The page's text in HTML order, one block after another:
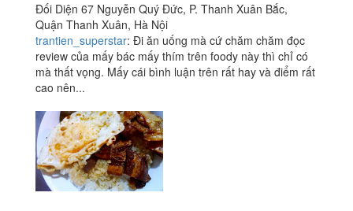
Đối Diện 67 Nguyễn Quý Đức, P. Thanh Xuân Bắc,
Quận Thanh Xuân, Hà Nội
trantien_superstar: Đi ăn uống mà cứ chăm chăm đọc
review của mấy bác mấy thím trên foody này thì chỉ có
mà thất vọng. Mấy cái bình luận trên rất hay và điểm rất
cao nên...